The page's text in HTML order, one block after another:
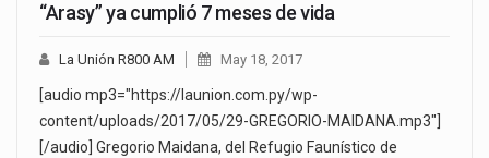
“Arasy” ya cumplió 7 meses de vida
La Unión R800 AM May 18, 2017
[audio mp3="https://launion.com.py/wp-
content/uploads/2017/05/29-GREGORIO-MAIDANA.mp3"]
[/audio] Gregorio Maidana, del Refugio Faunístico de